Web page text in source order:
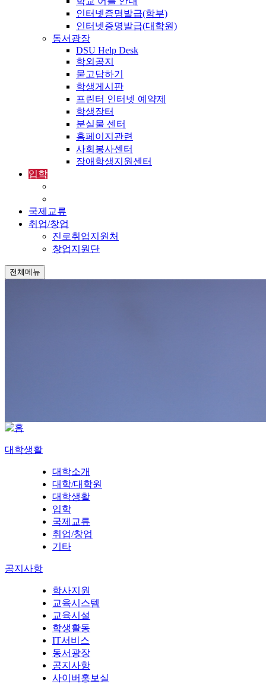
인터넷증명발급(학부)
인터넷증명발급(대학원)
동서광장
DSU Help Desk
학외공지
묻고답하기
학생게시판
프린터 인터넷 예약제
학생장터
분실물 센터
홈페이지관련
사회봉사센터
장애학생지원센터
입학
국제교류
취업/창업
진로취업지원처
창업지원단
전체메뉴
대학생활
대학소개
대학/대학원
대학생활
입학
국제교류
취업/창업
기타
공지사항
학사지원
교육시스템
교육시설
학생활동
IT서비스
동서광장
공지사항
사이버홍보실